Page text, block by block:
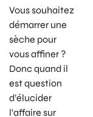
Vous souhaitez
démarrer une
sèche pour
vous affiner ?
Donc quand il
est question
d’élucider
l’affaire sur